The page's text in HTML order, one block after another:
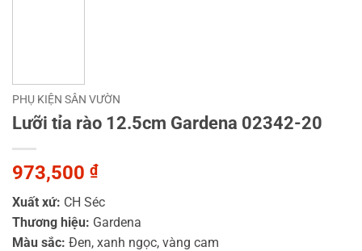
PHỤ KIỆN SÂN VƯỜN
Lưỡi tỉa rào 12.5cm Gardena 02342-20
973,500 ₫
Xuất xứ: CH Séc
Thương hiệu: Gardena
Màu sắc: Đen, xanh ngọc, vàng cam